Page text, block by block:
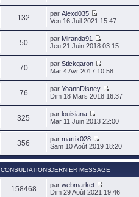
132 par Alexd035
Ven 16 Juil 2021 15:47
50 par Miranda91
Jeu 21 Juin 2018 03:15
70 par Stickgaron
Mar 4 Avr 2017 10:58
76 par YoannDisney
Dim 18 Mars 2018 16:37
325 par louisiana
Mar 11 Juin 2013 22:00
356 par martix028
Sam 10 Août 2019 18:20
CONSULTATIONSDERNIER MESSAGE
158468 par webmarket
Dim 29 Août 2021 19:46